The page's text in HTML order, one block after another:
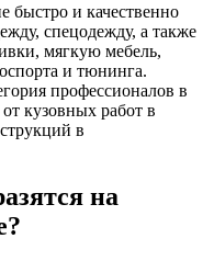
быстро и качественно
спецодежду, а также
мягкую мебель,
и тюнинга.
профессионалов в
кузовных работ в
в
на